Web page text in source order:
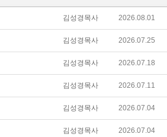
김성경목사 2026.08.01
김성경목사 2026.07.25
김성경목사 2026.07.18
김성경목사 2026.07.11
김성경목사 2026.07.04
김성경목사 2026.07.04